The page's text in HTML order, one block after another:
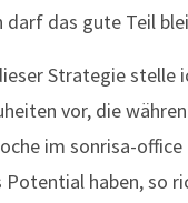
darf das gute Teil
Strategie stelle
vor, die
im sonrisa-
Potential haben, so